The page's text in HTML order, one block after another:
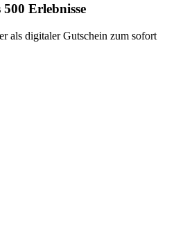
Erlebnisse
als digitaler Gutschein zum sofort